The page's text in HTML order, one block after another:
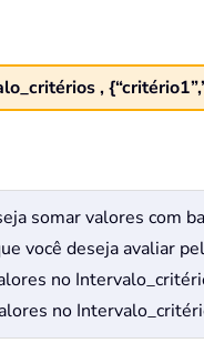
,
somar valores com
você deseja avaliar
no
no